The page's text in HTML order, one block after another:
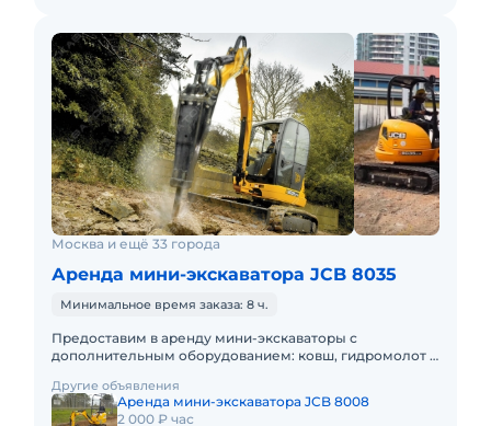
Москва и ещё 33 города
Аренда мини-экскаватора JCB 8035
Минимальное время заказа: 8 ч.
Предоставим в аренду мини-экскаваторы с
дополнительным оборудованием: ковш, гидромолот и
часов работы + 1 час
Другие объявления
Аренда мини-экскаватора JCB 8008
2 000 ₽ час